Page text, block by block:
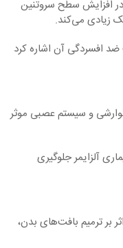
افزایش سطح سروتنین
زیادی می‌کند.
افسردگی آن اشاره کرد
و سیستم عصبی موثر
آلزایمر جلوگیری
بر ترمیم بافت‌های بدن،